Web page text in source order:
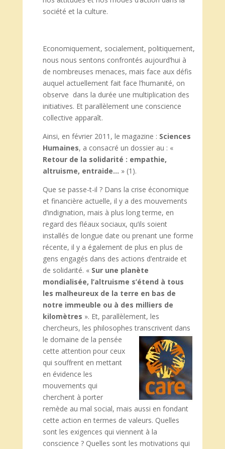
société et la culture.
Economiquement, socialement, politiquement,
nous nous sentons confrontés aujourd’hui à
de nombreuses menaces, mais face aux défis
auquel actuellement fait face l’humanité, on
observe dans la durée une multiplication des
initiatives. Et parallèlement une conscience
collective apparaît.
Ainsi, en février 2011, le magazine : Sciences
Humaines, a consacré un dossier au : «
Retour de la solidarité : empathie,
altruisme, entraide… » (1).
Que se passe-t-il ? Dans la crise économique
et financière actuelle, il y a des mouvements
d’indignation, mais à plus long terme, en
regard des fléaux sociaux, qu’ils soient
installés de longue date ou prenant une forme
récente, il y a également de plus en plus de
gens engagés dans des actions d’entraide et
de solidarité. « Sur une planète
mondialisée, l’altruisme s’étend à tous
les malheureux de la terre en bas de
notre immeuble ou à des milliers de
kilomètres ». Et, parallèlement, les
chercheurs, les philosophes transcrivent dans
le domaine de la pensée
cette attention pour ceux
qui souffrent en mettant
en évidence les
mouvements qui
cherchent à porter
remède au mal social, mais aussi en fondant
cette action en termes de valeurs. Quelles
sont les exigences qui viennent à la
conscience ? Quelles sont les motivations qui